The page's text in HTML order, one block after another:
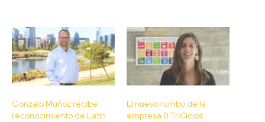
Gonzalo Muñoz recibe
reconocimiento de Latin
El nuevo rumbo de la
empresa B TriCiclos: